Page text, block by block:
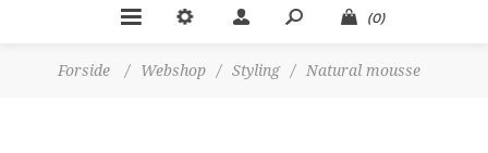
(0)
Forside / Webshop / Styling / Natural mousse